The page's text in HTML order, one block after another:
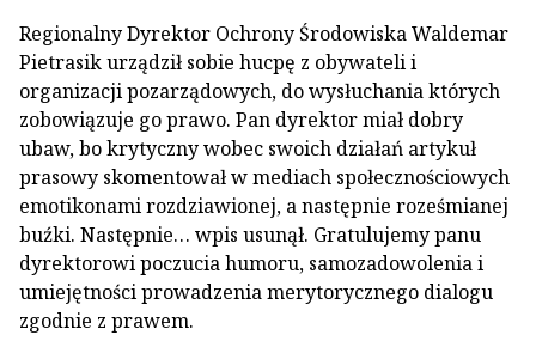
Regionalny Dyrektor Ochrony Środowiska Waldemar
Pietrasik urządził sobie hucpę z obywateli i
organizacji pozarządowych, do wysłuchania których
zobowiązuje go prawo. Pan dyrektor miał dobry
ubaw, bo krytyczny wobec swoich działań artykuł
prasowy skomentował w mediach społecznościowych
emotikonami rozdziawionej, a następnie roześmianej
buźki. Następnie… wpis usunął. Gratulujemy panu
dyrektorowi poczucia humoru, samozadowolenia i
umiejętności prowadzenia merytorycznego dialogu
zgodnie z prawem.